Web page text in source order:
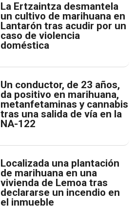
La Ertzaintza desmantela
un cultivo de marihuana en
Lantarón tras acudir por un
caso de violencia
doméstica
Un conductor, de 23 años,
da positivo en marihuana,
metanfetaminas y cannabis
tras una salida de vía en la
NA-122
Localizada una plantación
de marihuana en una
vivienda de Lemoa tras
declararse un incendio en
el inmueble